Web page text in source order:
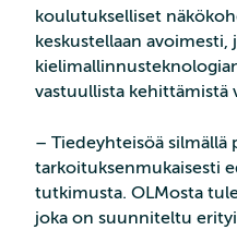
koulutukselliset
keskustellaan avoimesti,
vastuullista kehittämistä
– Tiedeyhteisöä silmällä
tarkoituksenmukaisesti
tutkimusta. OLMosta
joka on suunniteltu